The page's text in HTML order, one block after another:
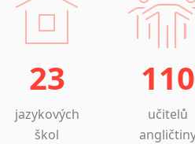
23
jazykových
škol
110
učitelů